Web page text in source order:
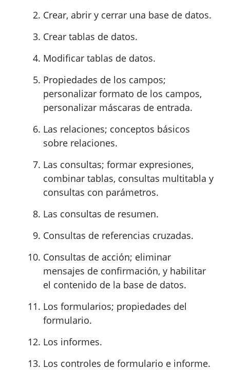
Crear, abrir y cerrar una base de datos.
Crear tablas de datos.
Modificar tablas de datos.
Propiedades de los campos;
personalizar formato de los campos,
personalizar máscaras de entrada.
Las relaciones; conceptos básicos
sobre relaciones.
Las consultas; formar expresiones,
combinar tablas, consultas multitabla y
consultas con parámetros.
Las consultas de resumen.
Consultas de referencias cruzadas.
Consultas de acción; eliminar
mensajes de confirmación, y habilitar
el contenido de la base de datos.
Los formularios; propiedades del
formulario.
Los informes.
Los controles de formulario e informe.